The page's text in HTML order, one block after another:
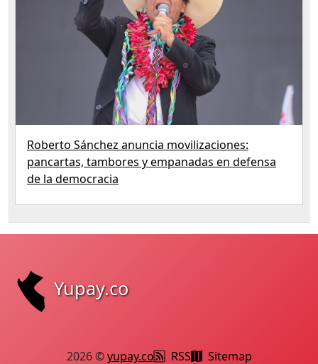
Roberto Sánchez anuncia movilizaciones:
pancartas, tambores y empanadas en defensa
de la democracia
Yupay.co
2026 ©yupay.co RSS Sitemap